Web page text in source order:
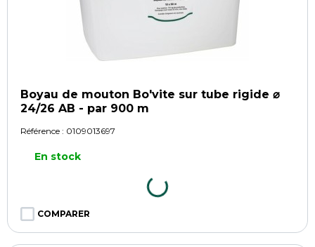
Boyau de mouton Bo'vite sur tube rigide ⌀
24/26 AB - par 900 m
Référence : 0109013697
En stock
COMPARER